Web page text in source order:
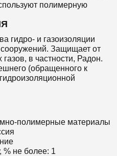
полимерную
гидро- и газоизоляции
Защищает от
в частности, Радон.
(обращенного к
полимерные материалы
% не более: 1